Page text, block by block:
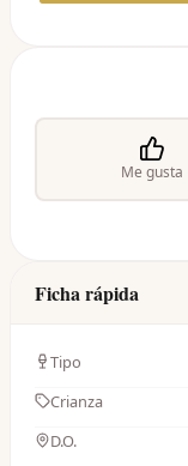
Me gusta
Ficha rápida
Tipo
Crianza
D.O.